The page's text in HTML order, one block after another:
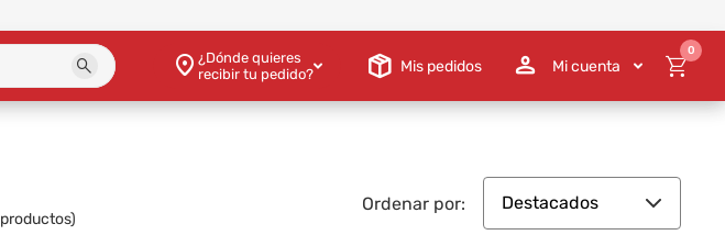
¿Dónde quieres
recibir tu pedido?
Mis pedidos Mi cuenta
0
productos)
Ordenar por: Destacados